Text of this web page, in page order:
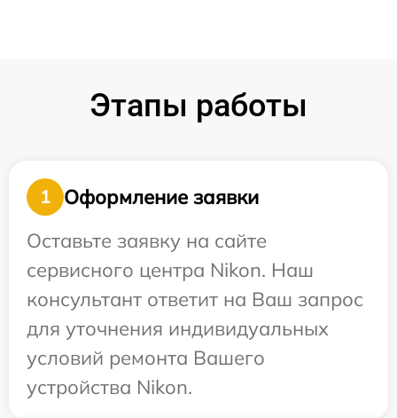
Этапы работы
1
Оформление заявки
Оставьте заявку на сайте
сервисного центра Nikon. Наш
консультант ответит на Ваш запрос
для уточнения индивидуальных
условий ремонта Вашего
устройства Nikon.